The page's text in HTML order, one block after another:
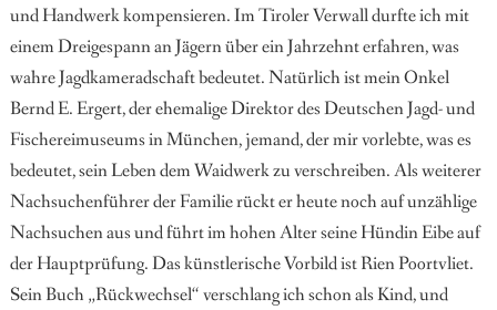
und Handwerk kompensieren. Im Tiroler Verwall durfte ich mit
einem Dreigespann an Jägern über ein Jahrzehnt erfahren, was
wahre Jagdkameradschaft bedeutet. Natürlich ist mein Onkel
Bernd E. Ergert, der ehemalige Direktor des Deutschen Jagd- und
Fischereimuseums in München, jemand, der mir vorlebte, was es
bedeutet, sein Leben dem Waidwerk zu verschreiben. Als weiterer
Nachsuchenführer der Familie rückt er heute noch auf unzählige
Nachsuchen aus und führt im hohen Alter seine Hündin Eibe auf
der Hauptprüfung. Das künstlerische Vorbild ist Rien Poortvliet.
Sein Buch „Rückwechsel“ verschlang ich schon als Kind, und